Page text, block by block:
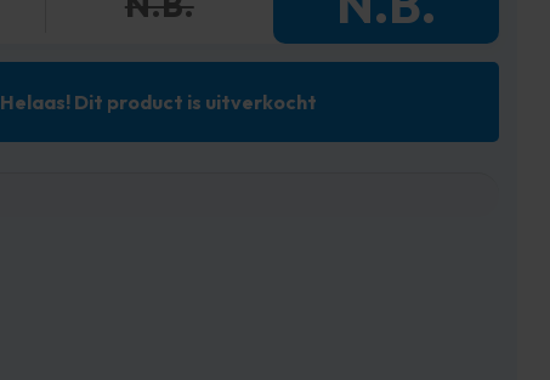
Helaas! Dit product is uitverkocht